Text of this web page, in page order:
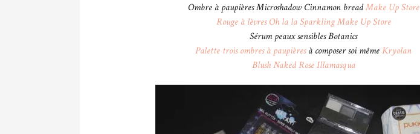
Ombre à paupières Microshadow Cinnamon breadMake Up Store
Rouge à lèvres Oh la la Sparkling Make Up Store
Sérum peaux sensibles Botanics
Palette trois ombres à paupièresà composer soi mêmeKryolan
Blush Naked Rose Illamasqua